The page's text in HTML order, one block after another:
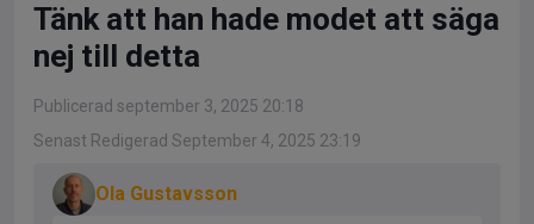
Tänk att han hade modet att säga
nej till detta
Publicerad september 3, 2025 20:18
Senast Redigerad September 4, 2025 23:19
Ola Gustavsson